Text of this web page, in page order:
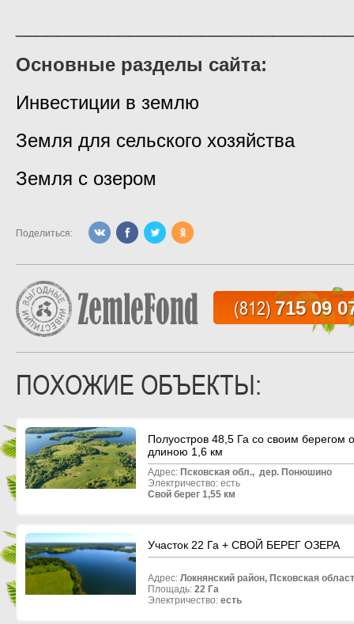
Основные разделы сайта:
Инвестиции в землю
Земля для сельского хозяйства
Земля с озером
Поделиться:
(812) 715 09
ПОХОЖИЕ ОБЪЕКТЫ:
Полуостров 48,5 Га со своим берегом
длиною 1,6 км
Адрес: Псковская обл., дер. Понюшино
Электричество: есть
Свой берег 1,55 км
Участок 22 Га + СВОЙ БЕРЕГ ОЗЕРА
Адрес: Локнянский район, Псковская
Площадь: 22 Га
Электричество: есть